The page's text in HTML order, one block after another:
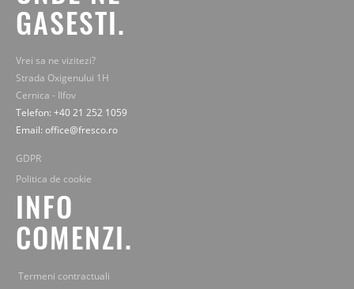
GASESTI.
Vrei sa ne vizitezi?
Strada Oxigenului 1H
Cernica - Ilfov
Telefon: +40 21 252 1059
Email: office@fresco.ro
GDPR
Politica de cookie
INFO
COMENZI.
Termeni contractuali